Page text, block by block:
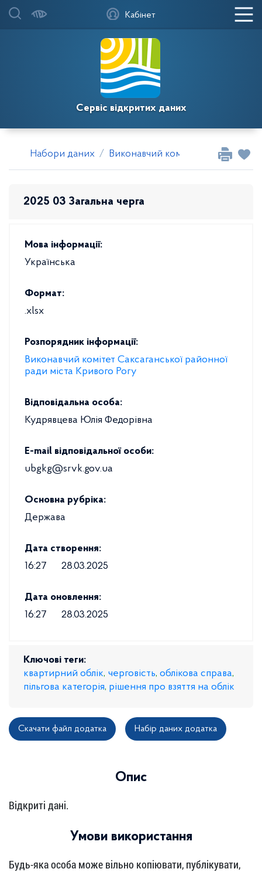
Сервіс відкритих даних
Кабінет
Набори даних Виконавчий комітет
2025 03 Загальна черга
Мова інформації:
Українська
Формат:
.xlsx
Розпорядник інформації:
Виконавчий комітет Саксаганської районної
ради міста Кривого Рогу
Відповідальна особа:
Кудрявцева Юлія Федорівна
E-mail відповідальної особи:
ubgkg@srvk.gov.ua
Основна рубріка:
Держава
Дата створення:
16:27
28.03.2025
Дата оновлення:
16:27
28.03.2025
Ключові теги:
квартирний облік, черговість, облікова справа,
пільгова категорія, рішення про взяття на облік
Скачати файл додатка Набір даних додатка
Опис
Відкриті дані.
Умови використання
Будь-яка особа може вільно копіювати, публікувати,